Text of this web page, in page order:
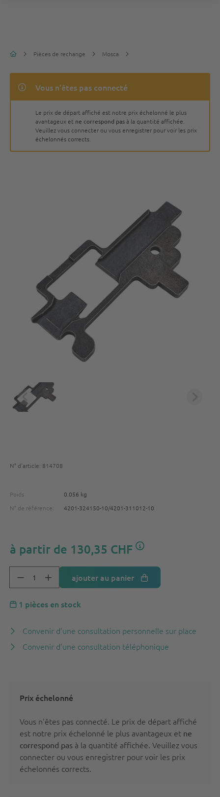
Pièces de rechange Mosca
Vous n'êtes pas connecté
Le prix de départ affiché est notre prix échelonné le plus
avantageux et ne correspond pasà la quantité affichée.
Veuillez vous connecter ou vous enregistrer pour voir les prix
échelonnés corrects.
N° d'article: 814708
Poids
0.056 kg
N° de référence:
4201-324150-10/4201-311012-10
à partir de 130,35 CHF
ajouter au panier
1 pièces en stock
Convenir d'une consultation personnelle sur place
Convenir d'une consultation téléphonique
Prix échelonné
Vous n'êtes pas connecté. Le prix de départ affiché
est notre prix échelonné le plus avantageux et ne
correspond pas à la quantité affichée. Veuillez vous
connecter ou vous enregistrer pour voir les prix
échelonnés corrects.